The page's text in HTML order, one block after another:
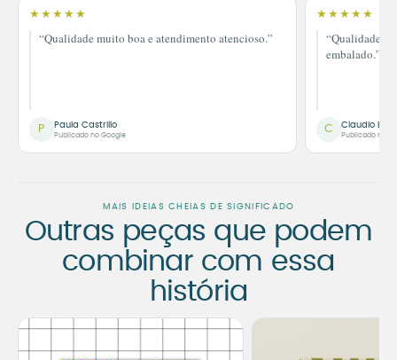
★★★★★
“Qualidade muito boa e atendimento atencioso.”
P Paula Castrillo
Publicado no Google
★★★★★
“Qualidade
embalado.”
C Claudio
Publicado no
MAIS IDEIAS CHEIAS DE SIGNIFICADO
Outras peças que podem
combinar com essa
história